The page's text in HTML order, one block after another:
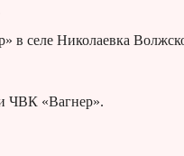
селе Николаевка
ЧВК «Вагнер».